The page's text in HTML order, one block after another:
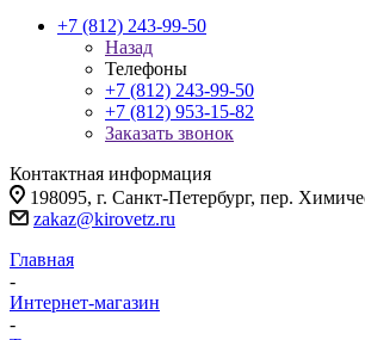
+7 (812) 243-99-50
Назад
Телефоны
+7 (812) 243-99-50
+7 (812) 953-15-82
Заказать звонок
Контактная информация
198095, г. Санкт-Петербург, пер.
zakaz@kirovetz.ru
Главная
-
Интернет-магазин
-